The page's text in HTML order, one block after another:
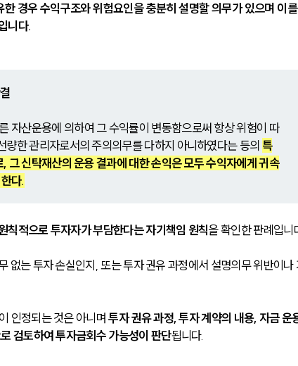
경우 수익구조와 위험요인을 충분히 설명할 의무가 있으며 이
니다.
자산운용에 의하여 그 수익률이 변동함으로써 항상 위험이 따
한 관리자로서의 주의의무를 다하지 아니하였다는 등의 특
그 신탁재산의 운용 결과에 대한 손익은 모두 수익자에게 귀속
다.
칙적으로 투자자가 부담한다는 자기책임 원칙을 확인한 판례입니
없는 투자 손실인지, 또는 투자 권유 과정에서 설명의무 위반이나
인정되는 것은 아니며 투자 권유 과정, 투자 계약의 내용, 자금 운
검토하여 투자금회수 가능성이 판단됩니다.